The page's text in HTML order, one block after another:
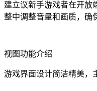
建立议新手游戏者在开放
整中调整音量和画质，确
视图功能介绍
游戏界面设计简洁精美，